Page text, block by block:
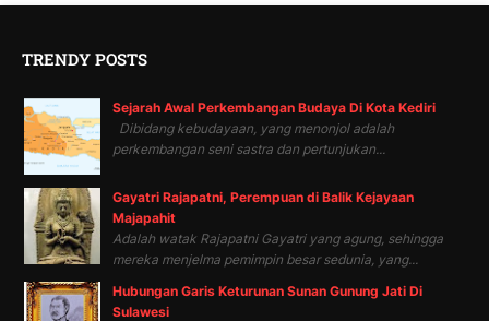
TRENDY POSTS
Sejarah Awal Perkembangan Budaya Di Kota Kediri
Dibidang kebudayaan, yang menonjol adalah
perkembangan seni sastra dan pertunjukan...
Gayatri Rajapatni, Perempuan di Balik Kejayaan
Majapahit
Adalah watak Rajapatni Gayatri yang agung, sehingga
mereka menjelma pemimpin besar sedunia, yang...
Hubungan Garis Keturunan Sunan Gunung Jati Di
Sulawesi